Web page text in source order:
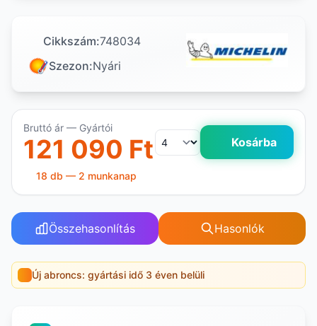
Cikkszám:748034
Szezon:Nyári
Bruttó ár — Gyártói
121 090 Ft Kosárba
18 db — 2 munkanap
Összehasonlítás Hasonlók
Új abroncs: gyártási idő 3 éven belüli